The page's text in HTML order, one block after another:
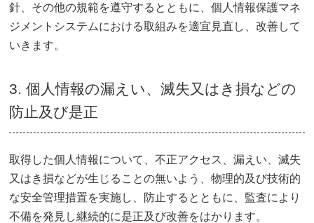
針、その他の規範を遵守するとともに、個人情報保護マネ
ジメントシステムにおける取組みを適宜見直し、改善して
いきます。
3. 個人情報の漏えい、滅失又はき損などの
防止及び是正
取得した個人情報について、不正アクセス、漏えい、滅失
又はき損などが生じることの無いよう、物理的及び技術的
な安全管理措置を実施し、防止するとともに、監査により
不備を発見し継続的に是正及び改善をはかります。